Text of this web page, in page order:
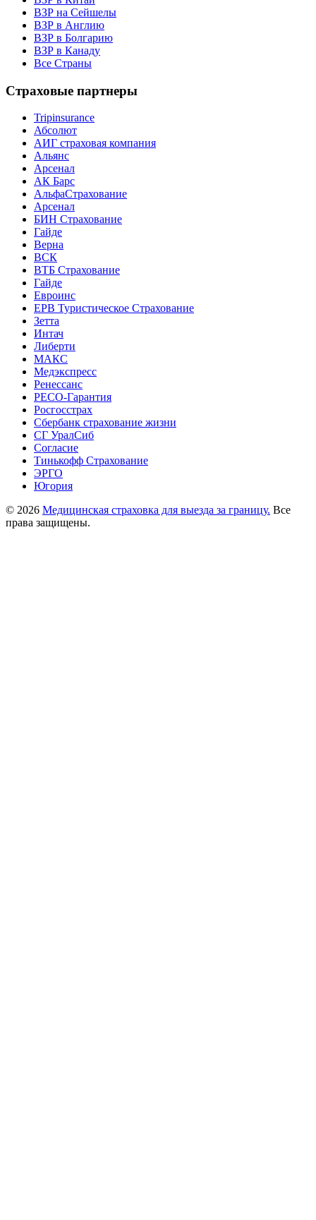
ВЗР на Сейшелы
ВЗР в Англию
ВЗР в Болгарию
ВЗР в Канаду
Все Страны
Страховые партнеры
Tripinsurance
Абсолют
АИГ страховая компания
Альянс
Арсенал
АК Барс
АльфаСтрахование
Арсенал
БИН Страхование
Гайде
Верна
ВСК
ВТБ Страхование
Гайде
Евроинс
ЕРВ Туристическое Страхование
Зетта
Интач
Либерти
МАКС
Медэкспресс
Ренессанс
РЕСО-Гарантия
Росгосстрах
Сбербанк страхование жизни
СГ УралСиб
Согласие
Тинькофф Страхование
ЭРГО
Югория
© 2026 Медицинская страховка для выезда за границу. Все
права защищены.